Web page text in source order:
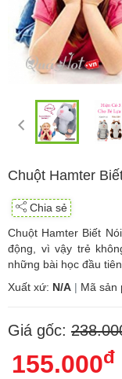
Chuột Hamter
Chia sẻ
Chuột Hamter Biết
động, vì vậy trẻ
những bài học đầu
Xuất xứ: N/A | Mã sản
Giá gốc:
155.000đ